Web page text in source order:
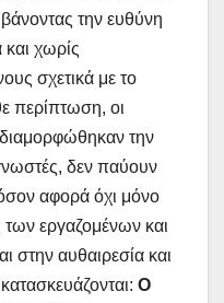
την ευθύνη
και χωρίς
σχετικά με το
περίπτωση, οι
την
δεν παύουν
αφορά όχι μόνο
των εργαζομένων και
στην αυθαιρεσία και
Ο